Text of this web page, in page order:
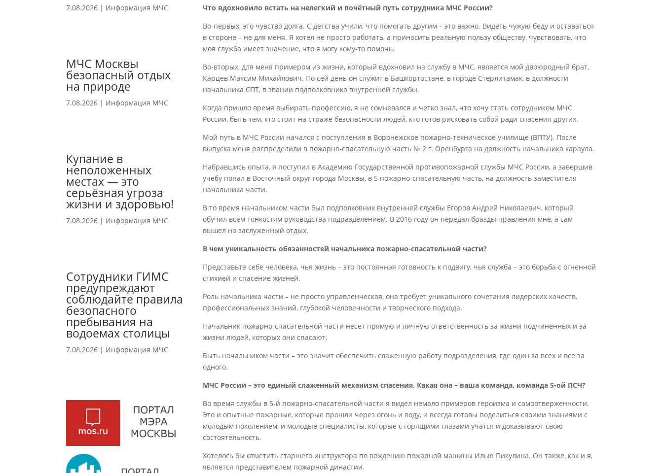
7.08.2026 | Информация МЧС
МЧС Москвы
безопасный отдых
на природе
7.08.2026 | Информация МЧС
Купание в
неположенных
местах — это
серьёзная угроза
жизни и здоровью!
7.08.2026 | Информация МЧС
Сотрудники ГИМС
предупреждают
соблюдайте правила
безопасного
пребывания на
водоемах столицы
7.08.2026 | Информация МЧС
Что вдохновило встать на нелегкий и почётный путь сотрудника МЧС России?
Во-первых, это чувство долга. С детства учили, что помогать другим – это важно. Видеть чужую беду и оставаться
в стороне – не для меня. Я хотел не просто работать, а приносить реальную пользу обществу, чувствовать, что
моя служба имеет значение, что я могу кому-то помочь.
Во-вторых, для меня примером из жизни, который вдохновил на службу в МЧС, является мой двоюродный брат,
Карцев Максим Михайлович. По сей день он служит в Башкортостане, в городе Стерлитамак, в должности
начальника СПТ, в звании подполковника внутренней службы.
Когда пришло время выбирать профессию, я не сомневался и четко знал, что хочу стать сотрудником МЧС
России, быть тем, кто стоит на страже безопасности людей, кто готов рисковать собой ради спасения других.
Мой путь в МЧС России начался с поступления в Воронежское пожарно-техническое училище (ВПТУ). После
выпуска меня распределили в пожарно-спасательную часть № 2 г. Оренбурга на должность начальника караула.
Набравшись опыта, я поступил в Академию Государственной противопожарной службы МЧС России, а завершив
учебу попал в Восточный округ города Москвы, в 5 пожарно-спасательную часть, на должность заместителя
начальника части.
В то время начальником части был подполковник внутренней службы Егоров Андрей Николаевич, который
обучил всем тонкостям руководства подразделением. В 2016 году он передал бразды правления мне, а сам
вышел на заслуженный отдых.
В чем уникальность обязанностей начальника пожарно-спасательной части?
Представьте себе человека, чья жизнь – это постоянная готовность к подвигу, чья служба – это борьба с огненной
стихией и спасение жизней.
Роль начальника части – не просто управленческая, она требует уникального сочетания лидерских качеств,
профессиональных знаний, глубокой человечности и творческого подхода.
Начальник пожарно-спасательной части несет прямую и личную ответственность за жизни подчиненных и за
жизни людей, которых они спасают.
Быть начальником части – это значит обеспечить слаженную работу подразделения, где один за всех и все за
одного.
МЧС России – это единый слаженный механизм спасения. Какая она – ваша команда, команда 5-ой ПСЧ?
Во время службы в 5-й пожарно-спасательной части я видел немало примеров героизма и самоотверженности.
Это и опытные пожарные, которые прошли через огонь и воду, и всегда готовы поделиться своими знаниями с
молодым поколением, и молодые специалисты, которые с горящими глазами учатся и доказывают свою
состоятельность.
Хотелось бы отметить старшего инструктора по вождению пожарной машины Илью Пикулина. Он также, как и я,
является представителем пожарной династии.